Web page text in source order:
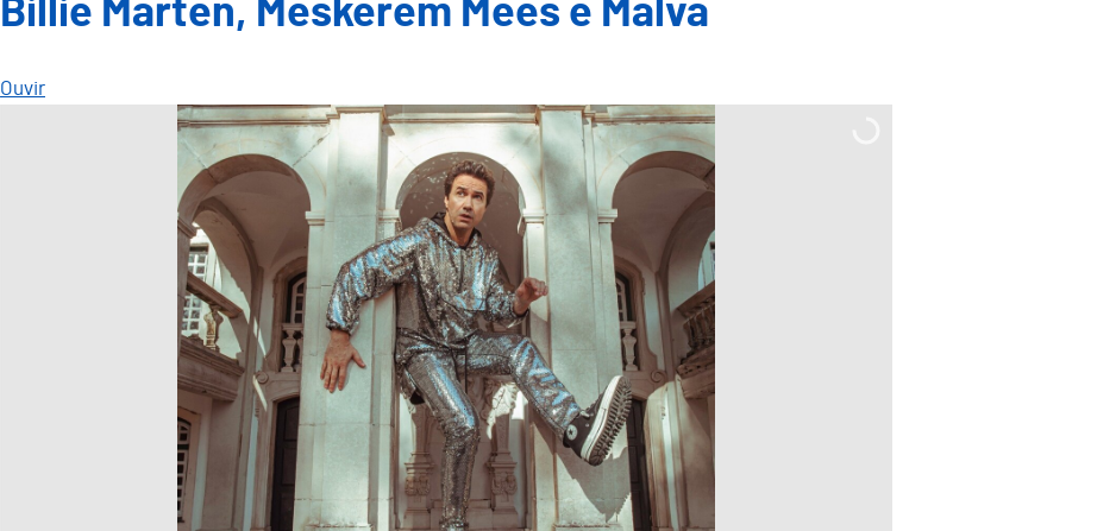
Billie Marten, Meskerem Mees e Malva
Ouvir